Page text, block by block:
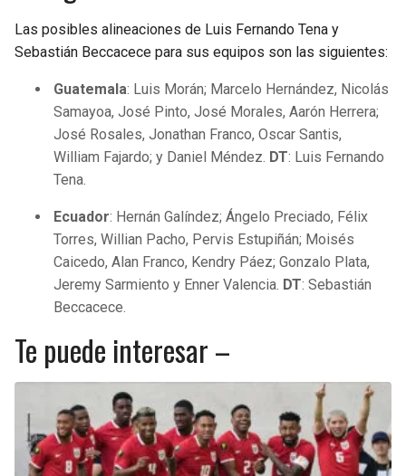
Las posibles alineaciones de Luis Fernando Tena y
Sebastián Beccacece para sus equipos son las siguientes:
Guatemala: Luis Morán; Marcelo Hernández, Nicolás
Samayoa, José Pinto, José Morales, Aarón Herrera;
José Rosales, Jonathan Franco, Oscar Santis,
William Fajardo; y Daniel Méndez. DT: Luis Fernando
Tena.
Ecuador: Hernán Galíndez; Ángelo Preciado, Félix
Torres, Willian Pacho, Pervis Estupiñán; Moisés
Caicedo, Alan Franco, Kendry Páez; Gonzalo Plata,
Jeremy Sarmiento y Enner Valencia. DT: Sebastián
Beccacece.
Te puede interesar –